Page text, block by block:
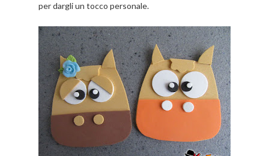
per dargli un tocco personale.